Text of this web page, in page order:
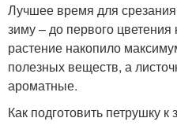
Лучшее время для
зиму – до первого цветения
растение накопило
полезных веществ, а
ароматные.
Как подготовить петрушку к